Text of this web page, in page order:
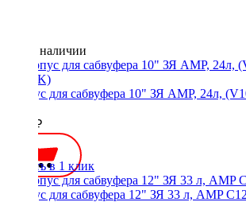
Нет в наличии
Корпус для сабвуфера 10" ЗЯ AMP, 24л,
4000 ₽
Купить в 1 клик
Корпус для сабвуфера 12" ЗЯ 33 л, AMP